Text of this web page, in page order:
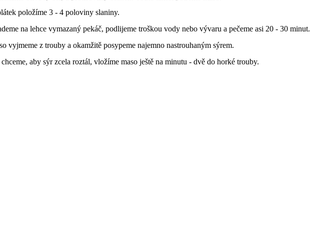
položíme 3 - 4 poloviny slaniny.
na lehce vymazaný pekáč, podlijeme troškou vody nebo vývaru a pečeme asi 20 - 30 minut.
vyjmeme z trouby a okamžitě posypeme najemno nastrouhaným sýrem.
aby sýr zcela roztál, vložíme maso ještě na minutu - dvě do horké trouby.